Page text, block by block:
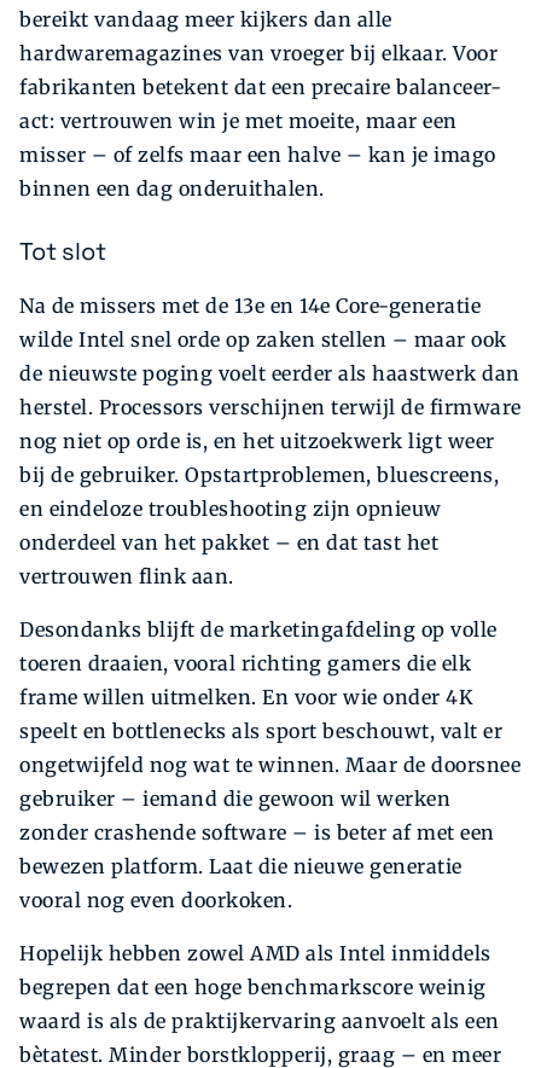
bereikt vandaag meer kijkers dan alle
hardwaremagazines van vroeger bij elkaar. Voor
fabrikanten betekent dat een precaire balanceer-
act: vertrouwen win je met moeite, maar een
misser – of zelfs maar een halve – kan je imago
binnen een dag onderuithalen.
Tot slot
Na de missers met de 13e en 14e Core-generatie
wilde Intel snel orde op zaken stellen – maar ook
de nieuwste poging voelt eerder als haastwerk dan
herstel. Processors verschijnen terwijl de firmware
nog niet op orde is, en het uitzoekwerk ligt weer
bij de gebruiker. Opstartproblemen, bluescreens,
en eindeloze troubleshooting zijn opnieuw
onderdeel van het pakket – en dat tast het
vertrouwen flink aan.
Desondanks blijft de marketingafdeling op volle
toeren draaien, vooral richting gamers die elk
frame willen uitmelken. En voor wie onder 4K
speelt en bottlenecks als sport beschouwt, valt er
ongetwijfeld nog wat te winnen. Maar de doorsnee
gebruiker – iemand die gewoon wil werken
zonder crashende software – is beter af met een
bewezen platform. Laat die nieuwe generatie
vooral nog even doorkoken.
Hopelijk hebben zowel AMD als Intel inmiddels
begrepen dat een hoge benchmarkscore weinig
waard is als de praktijkervaring aanvoelt als een
bètatest. Minder borstklopperij, graag – en meer